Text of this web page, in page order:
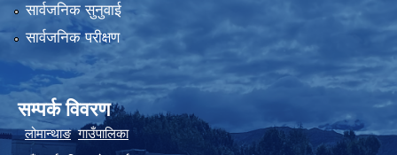
सार्वजनिक सुनुवाई
सार्वजनिक परीक्षण
सम्पर्क विवरण
लोमान्थाङ गाउँपालिका